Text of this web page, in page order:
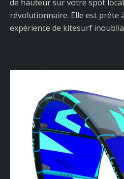
de hauteur sur votre spot
révolutionnaire. Elle est prête
expérience de kitesurf